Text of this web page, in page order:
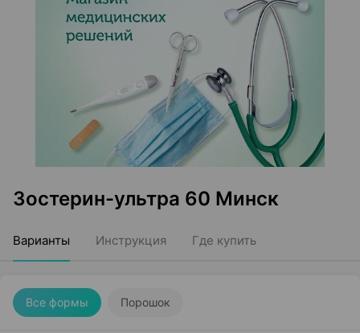
Зостерин-ультра 60 Минск
Варианты Инструкция Где купить
Все формы Порошок